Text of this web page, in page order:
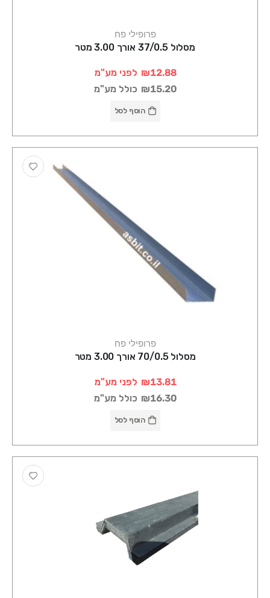
פרופילי פח
מסלול 37/0.5 אורך 3.00 מטר
₪12.88 לפני מע"מ
₪15.20 כולל מע"מ
הוסף לסל
פרופילי פח
מסלול 70/0.5 אורך 3.00 מטר
₪13.81 לפני מע"מ
₪16.30 כולל מע"מ
הוסף לסל